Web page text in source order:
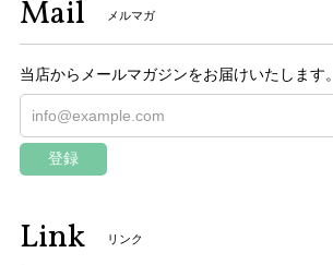
Mail メルマガ
当店からメールマガジンをお届けいたします。
登録
Link リンク